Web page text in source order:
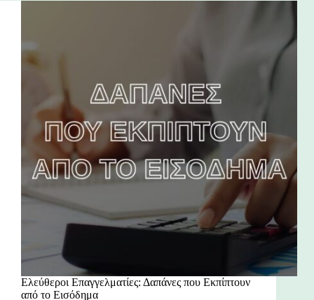
Ελεύθεροι Επαγγελματίες: Δαπάνες που Εκπίπτουν
από το Εισόδημα